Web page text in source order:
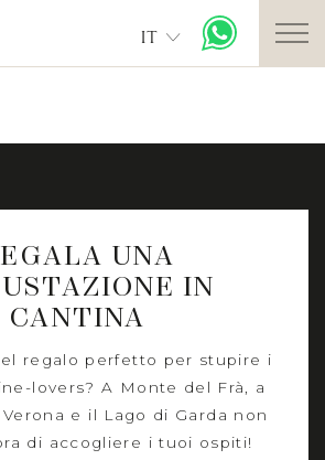
IT
UNA
IN
CANTINA
regalo perfetto per stupire i
lovers? A Monte del Frà, a
e il Lago di Garda non
di accogliere i tuoi ospiti!